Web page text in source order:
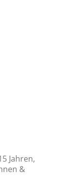
Jahren,
&